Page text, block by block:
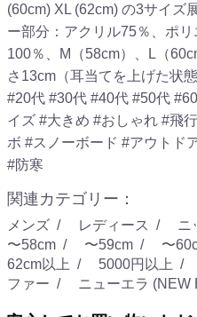
(60cm) XL (62cm) の3サイズ
ー部分：アクリル75％、ポ
100％、M（58cm）、L（
さ13cm（耳当てを上げた状
#20代 #30代 #40代 #50代
イズ #大きめ #おしゃれ #飛
ボ #スノーボード #アウトド
#防寒
関連カテゴリー：
メンズ レディース ニ
〜58cm
〜59cm 〜
62cm以上
5000円以上
ファー
ニューエラ (NEW